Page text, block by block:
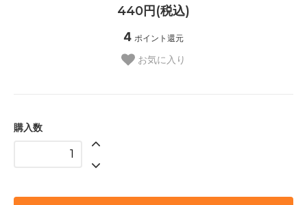
440円(税込)
4 ポイント還元
お気に入り
購入数